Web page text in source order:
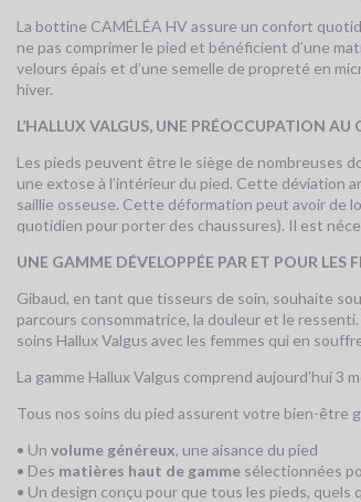
La bottine CAMÉLÉA HV assure un confort
ne pas comprimer le pied et bénéficient d’une
velours épais et d’une semelle de propreté en
hiver.
L’HALLUX VALGUS, UNE PRÉOCCUPATION AU
Les pieds peuvent être le siège de nombreuses
une extose à l’intérieur du pied. Cette déviation
saillie osseuse. Cette déformation peut avoir de
quotidien pour porter des chaussures). Il est
UNE GAMME DÉVELOPPÉE PAR ET POUR LES
Gibaud, en tant que tisseurs de soin, souhaite
parcours consommatrice, la douleur et le
soins Hallux Valgus avec les femmes qui en
La gamme Hallux Valgus comprend aujourd’hui
Tous nos soins du pied assurent votre bien-être
• Un volume généreux, une aisance du pied
• Des matières haut de gamme sélectionnées
• Un design conçu pour que tous les pieds,